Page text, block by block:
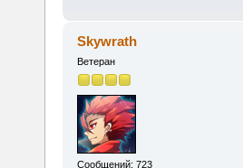
Skywrath
Ветеран
Сообщений: 723